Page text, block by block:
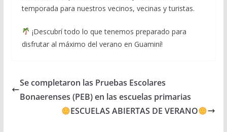
temporada para nuestros vecinos, vecinas y turistas.
¡Descubrí todo lo que tenemos preparado para
disfrutar al máximo del verano en Guaminí!
Se completaron las Pruebas Escolares
Bonaerenses (PEB) en las escuelas primarias
ESCUELAS ABIERTAS DE VERANO